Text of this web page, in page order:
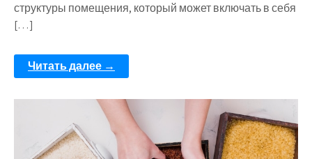
структуры помещения, который может включать в себя
[…]
Читать далее →